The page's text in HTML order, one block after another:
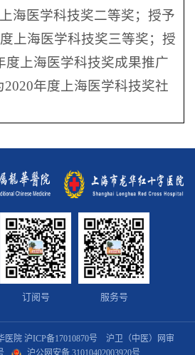
海医学科技奖二等奖；授予
上海医学科技奖三等奖；授
度上海医学科技奖成果推广
年度上海医学科技奖社
订阅号 服务号
医院 沪ICP备17010870号 沪卫（中医）网审
沪公网安备 31010402003920号